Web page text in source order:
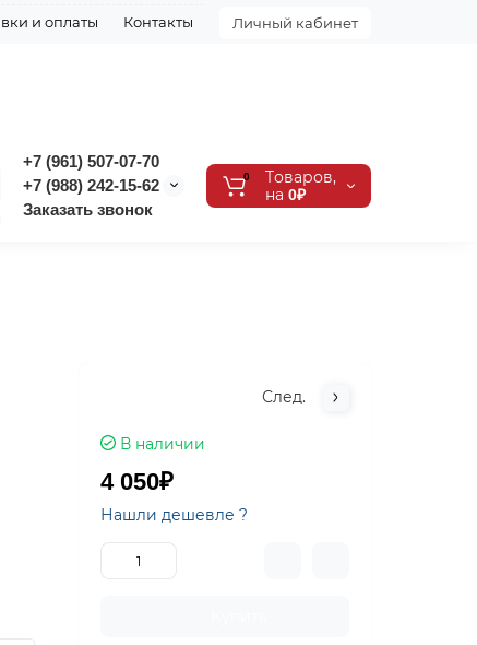
и оплаты Контакты Личный кабинет
+7 (961) 507-07-70
+7 (988) 242-15-62
Заказать звонок
0
Tоваров,
на 0₽
След.
В наличии
4 050₽
Нашли дешевле ?